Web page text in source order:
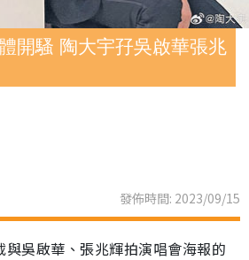
開騷 陶大宇孖吳啟華張兆
發佈時間: 2023/09/15
與吳啟華、張兆輝拍演唱會海報的